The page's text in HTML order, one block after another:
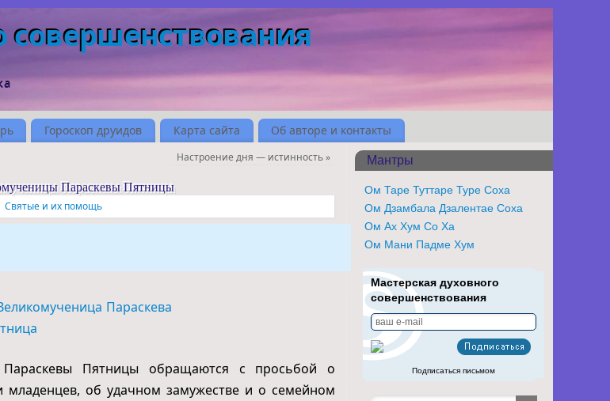
совершенствования
Гороскоп друидов Карта сайта Об авторе и контакты
Настроение дня — истинность»
Параскевы Пятницы
Святые и их помощь
Пятницы обращаются с просьбой о
младенцев, об удачном замужестве и о семейном
Мантры
Ом Таре Туттаре Туре Соха
Ом Дзамбала Дзалентае Соха
Ом Ах Хум Со Ха
Ом Мани Падме Хум
Мастерская духовного
совершенствования
Подписаться письмом